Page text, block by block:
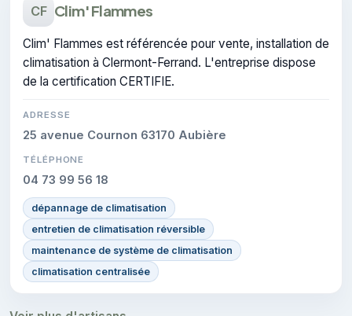
CF Clim' Flammes
Clim' Flammes est référencée pour vente, installation de
climatisation à Clermont-Ferrand. L'entreprise dispose
de la certification CERTIFIE.
ADRESSE
25 avenue Cournon 63170 Aubière
TÉLÉPHONE
04 73 99 56 18
dépannage de climatisation
entretien de climatisation réversible
maintenance de système de climatisation
climatisation centralisée